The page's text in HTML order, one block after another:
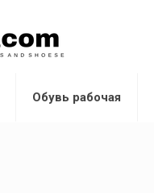
Обувь рабочая